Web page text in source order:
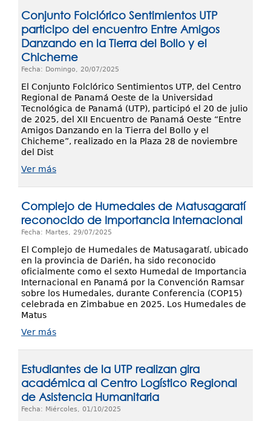
Conjunto Folclórico Sentimientos UTP
participo del encuentro Entre Amigos
Danzando en la Tierra del Bollo y el
Chicheme
Fecha: Domingo, 20/07/2025
El Conjunto Folclórico Sentimientos UTP, del Centro
Regional de Panamá Oeste de la Universidad
Tecnológica de Panamá (UTP), participó el 20 de julio
de 2025, del XII Encuentro de Panamá Oeste “Entre
Amigos Danzando en la Tierra del Bollo y el
Chicheme”, realizado en la Plaza 28 de noviembre
del Dist
Ver más
Complejo de Humedales de Matusagaratí
reconocido de Importancia Internacional
Fecha: Martes, 29/07/2025
El Complejo de Humedales de Matusagaratí, ubicado
en la provincia de Darién, ha sido reconocido
oficialmente como el sexto Humedal de Importancia
Internacional en Panamá por la Convención Ramsar
sobre los Humedales, durante Conferencia (COP15)
celebrada en Zimbabue en 2025. Los Humedales de
Matus
Ver más
Estudiantes de la UTP realizan gira
académica al Centro Logístico Regional
de Asistencia Humanitaria
Fecha: Miércoles, 01/10/2025